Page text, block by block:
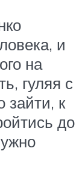
и
на
гуляя с
зайти, к
до